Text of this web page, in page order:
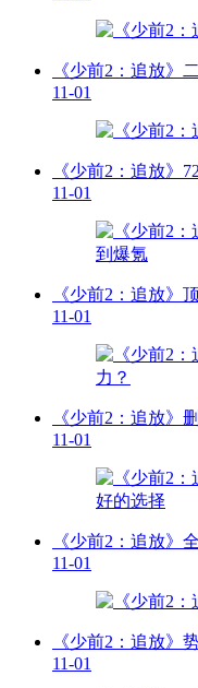
《少前2：追放》
11-01
《少前2：追放》
11-01
《少前2：追放》
11-01
《少前2：追放》
11-01
《少前2：追放》
11-01
《少前2：追放》
11-01